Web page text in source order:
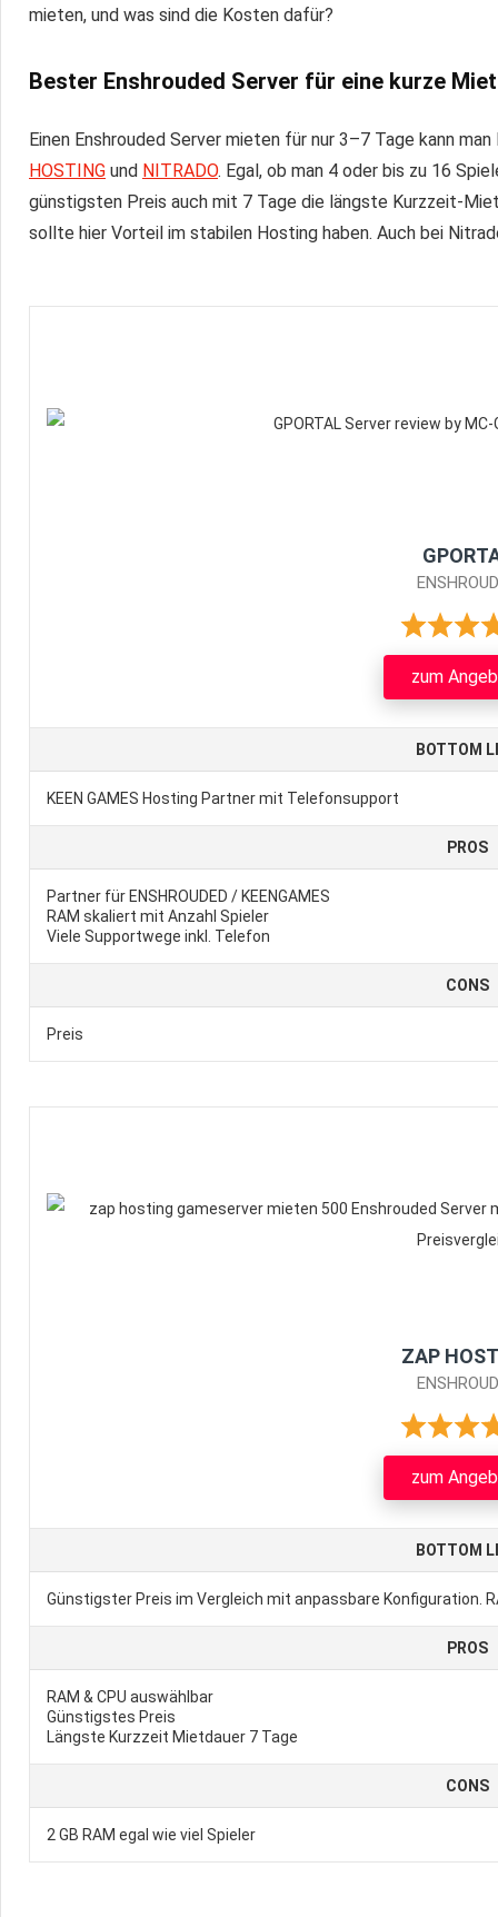
mieten, und was sind die Kosten dafür?
Bester Enshrouded Server für eine kurze
Einen Enshrouded Server mieten für nur 3–7 Tage kann
HOSTING und NITRADO. Egal, ob man 4 oder bis zu 16
günstigsten Preis auch mit 7 Tage die längste Kurzzeit-
sollte hier Vorteil im stabilen Hosting haben. Auch bei
zum
BOTTOM
KEEN GAMES Hosting Partner mit Telefonsupport
PROS
Partner für ENSHROUDED / KEENGAMES
RAM skaliert mit Anzahl Spieler
Viele Supportwege inkl. Telefon
CONS
Preis
ZAP
zum
BOTTOM
Günstigster Preis im Vergleich mit anpassbare Konfiguration.
PROS
RAM & CPU auswählbar
Günstigstes Preis
Längste Kurzzeit Mietdauer 7 Tage
CONS
2 GB RAM egal wie viel Spieler